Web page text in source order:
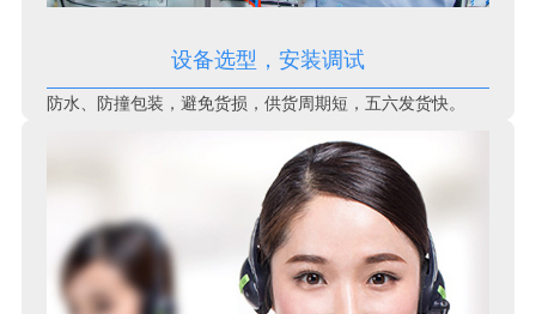
设备选型，安装调试
防水、防撞包装，避免货损，供货周期短，五六发货快。